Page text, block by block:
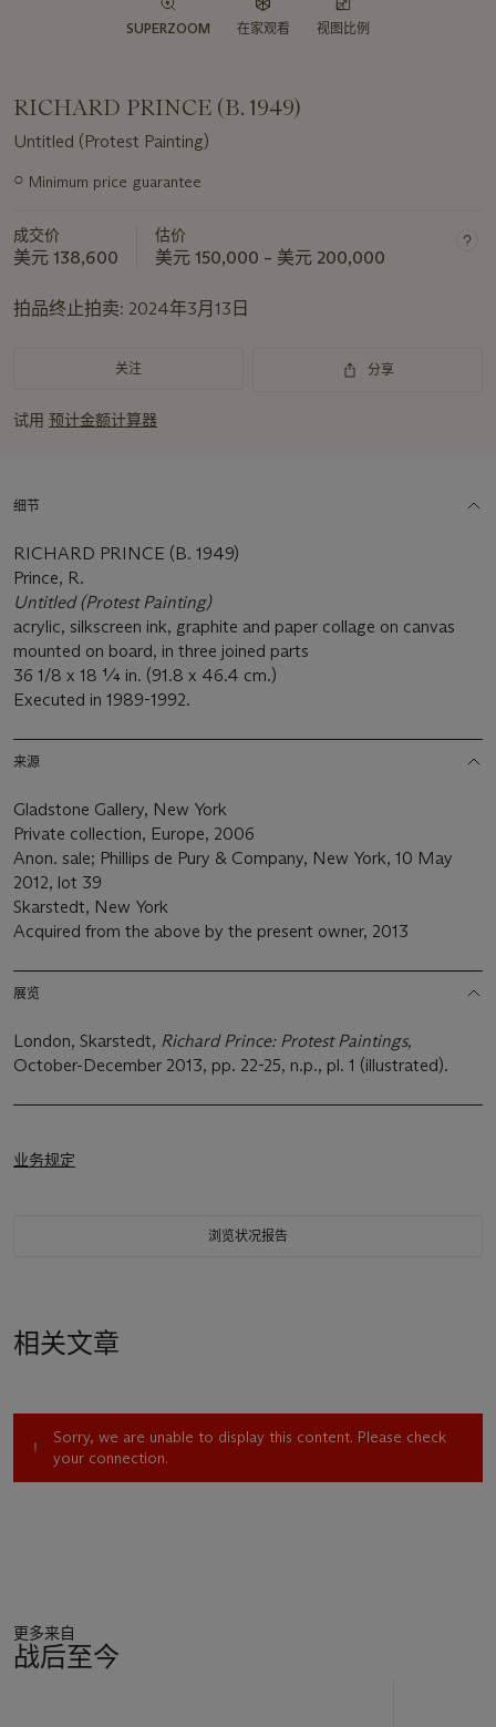
SUPERZOOM 在家观看 视图比例
RICHARD PRINCE (B. 1949)
Untitled (Protest Painting)
关
此
拍
重
○ Minimum price guarantee
成交价
美元 138,600
估价
美元 150,000 – 美元 200,000
拍品终止拍卖: 2024年3月13日
关注 分享
试用 预计金额计算器
细节
RICHARD PRINCE (B. 1949)
Prince, R.
Untitled (Protest Painting)
acrylic, silkscreen ink, graphite and paper collage on canvas
mounted on board, in three joined parts
36 1/8 x 18 ¼ in. (91.8 x 46.4 cm.)
Executed in 1989-1992.
来源
Gladstone Gallery, New York
Private collection, Europe, 2006
Anon. sale; Phillips de Pury & Company, New York, 10 May
2012, lot 39
Skarstedt, New York
Acquired from the above by the present owner, 2013
展览
London, Skarstedt, Richard Prince: Protest Paintings,
October-December 2013, pp. 22-25, n.p., pl. 1 (illustrated).
业务规定
浏览状况报告
相关文章
Sorry, we are unable to display this content. Please check
your connection.
更多来自
战后至今